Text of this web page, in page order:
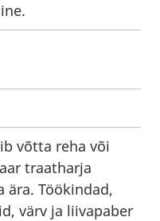
võtta reha või
traatharja
ära. Töökindad,
värv ja liivapaber